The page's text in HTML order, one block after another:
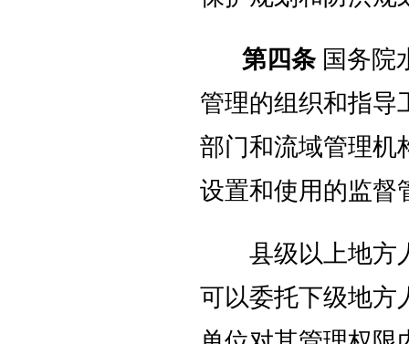
第四条国务院
管理的组织和指导
部门和流域管理机
设置和使用的监督
县级以上地方人
可以委托下级地方